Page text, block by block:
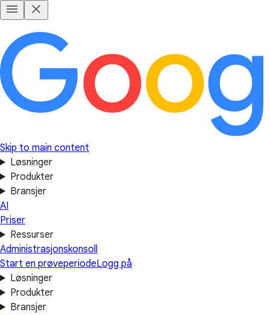
Skip to main content
Løsninger
Produkter
Bransjer
AI
Priser
Ressurser
Administrasjonskonsoll
Start en prøveperiodeLogg på
Løsninger
Produkter
Bransjer